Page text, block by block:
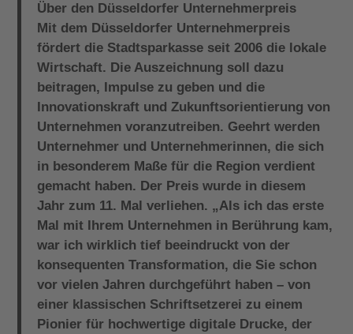
Über den Düsseldorfer Unternehmerpreis
Mit dem Düsseldorfer Unternehmerpreis
fördert die Stadtsparkasse seit 2006 die lokale
Wirtschaft. Die Auszeichnung soll dazu
beitragen, Impulse zu geben und die
Innovationskraft und Zukunftsorientierung von
Unternehmen voranzutreiben. Geehrt werden
Unternehmer und Unternehmerinnen, die sich
in besonderem Maße für die Region verdient
gemacht haben. Der Preis wurde in diesem
Jahr zum 11. Mal verliehen. „Als ich das erste
Mal mit Ihrem Unternehmen in Berührung kam,
war ich wirklich tief beeindruckt von der
konsequenten Transformation, die Sie schon
vor vielen Jahren durchgeführt haben – von
einer klassischen Schriftsetzerei zu einem
Pionier für hochwertige digitale Drucke, der